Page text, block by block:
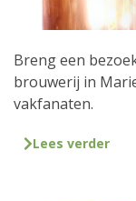
Breng een
brouwerij in
vakfanaten.
Lees verder